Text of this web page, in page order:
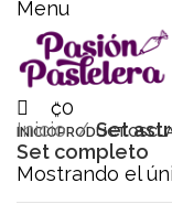
Menu
₡0
INICIOPRODUCTOS
Inicio
Set
Set completo
Mostrando el